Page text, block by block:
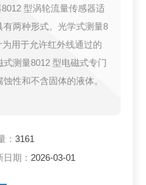
型涡轮流量传感器适
有两种形式。光学式测量8
用于允许红外线通过的
测量8012 型电磁式专门
性和不含固体的液体。
：3161
日期： 2026-03-01